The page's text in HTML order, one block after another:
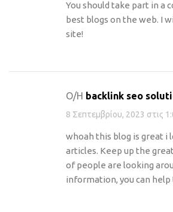
You should take part in a
best blogs on the web. I
site!
Ο/Η backlink seo
8 Σεπτεμβρίου, 2023 στις
whoah this blog is great i
articles. Keep up the
of people are looking
information, you can